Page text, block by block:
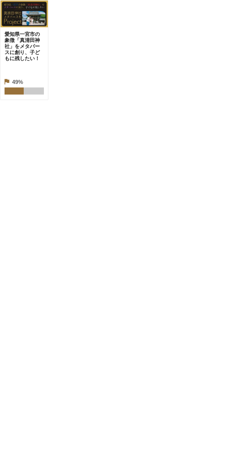
愛知県一宮市の
象徴「真清田神
社」をメタバー
スに創り、子ど
もに残したい！
49%